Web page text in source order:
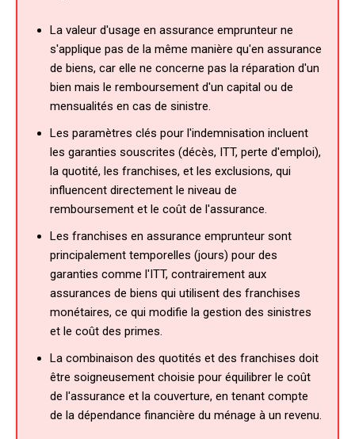
La valeur d'usage en assurance emprunteur ne
s'applique pas de la même manière qu'en assurance
de biens, car elle ne concerne pas la réparation d'un
bien mais le remboursement d'un capital ou de
mensualités en cas de sinistre.
Les paramètres clés pour l'indemnisation incluent
les garanties souscrites (décès, ITT, perte d'emploi),
la quotité, les franchises, et les exclusions, qui
influencent directement le niveau de
remboursement et le coût de l'assurance.
Les franchises en assurance emprunteur sont
principalement temporelles (jours) pour des
garanties comme l'ITT, contrairement aux
assurances de biens qui utilisent des franchises
monétaires, ce qui modifie la gestion des sinistres
et le coût des primes.
La combinaison des quotités et des franchises doit
être soigneusement choisie pour équilibrer le coût
de l'assurance et la couverture, en tenant compte
de la dépendance financière du ménage à un revenu.